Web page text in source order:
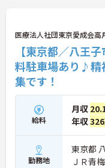
医療法人社団東京愛成会高
【東京都／八王
料駐車場あり♪精
集です！
給料
月収
年収
勤務地
東京都
ＪＲ青